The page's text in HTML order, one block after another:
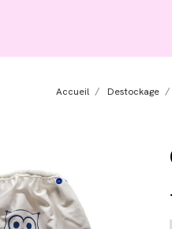
Accueil Destockage